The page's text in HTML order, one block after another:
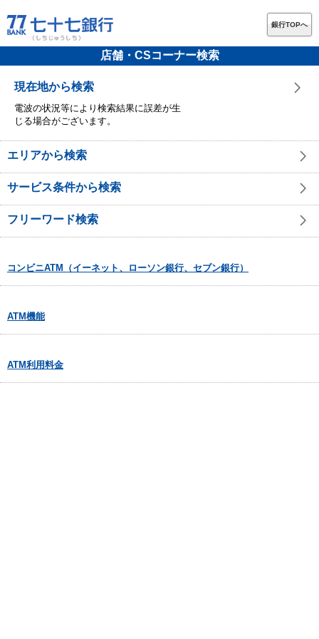
銀行TOPへ
店舗・CSコーナー検索
現在地から検索
電波の状況等により検索結果に誤差が生
じる場合がございます。
エリアから検索
サービス条件から検索
フリーワード検索
コンビニATM（イーネット、ローソン銀行、セブン銀行）
ATM機能
ATM利用料金